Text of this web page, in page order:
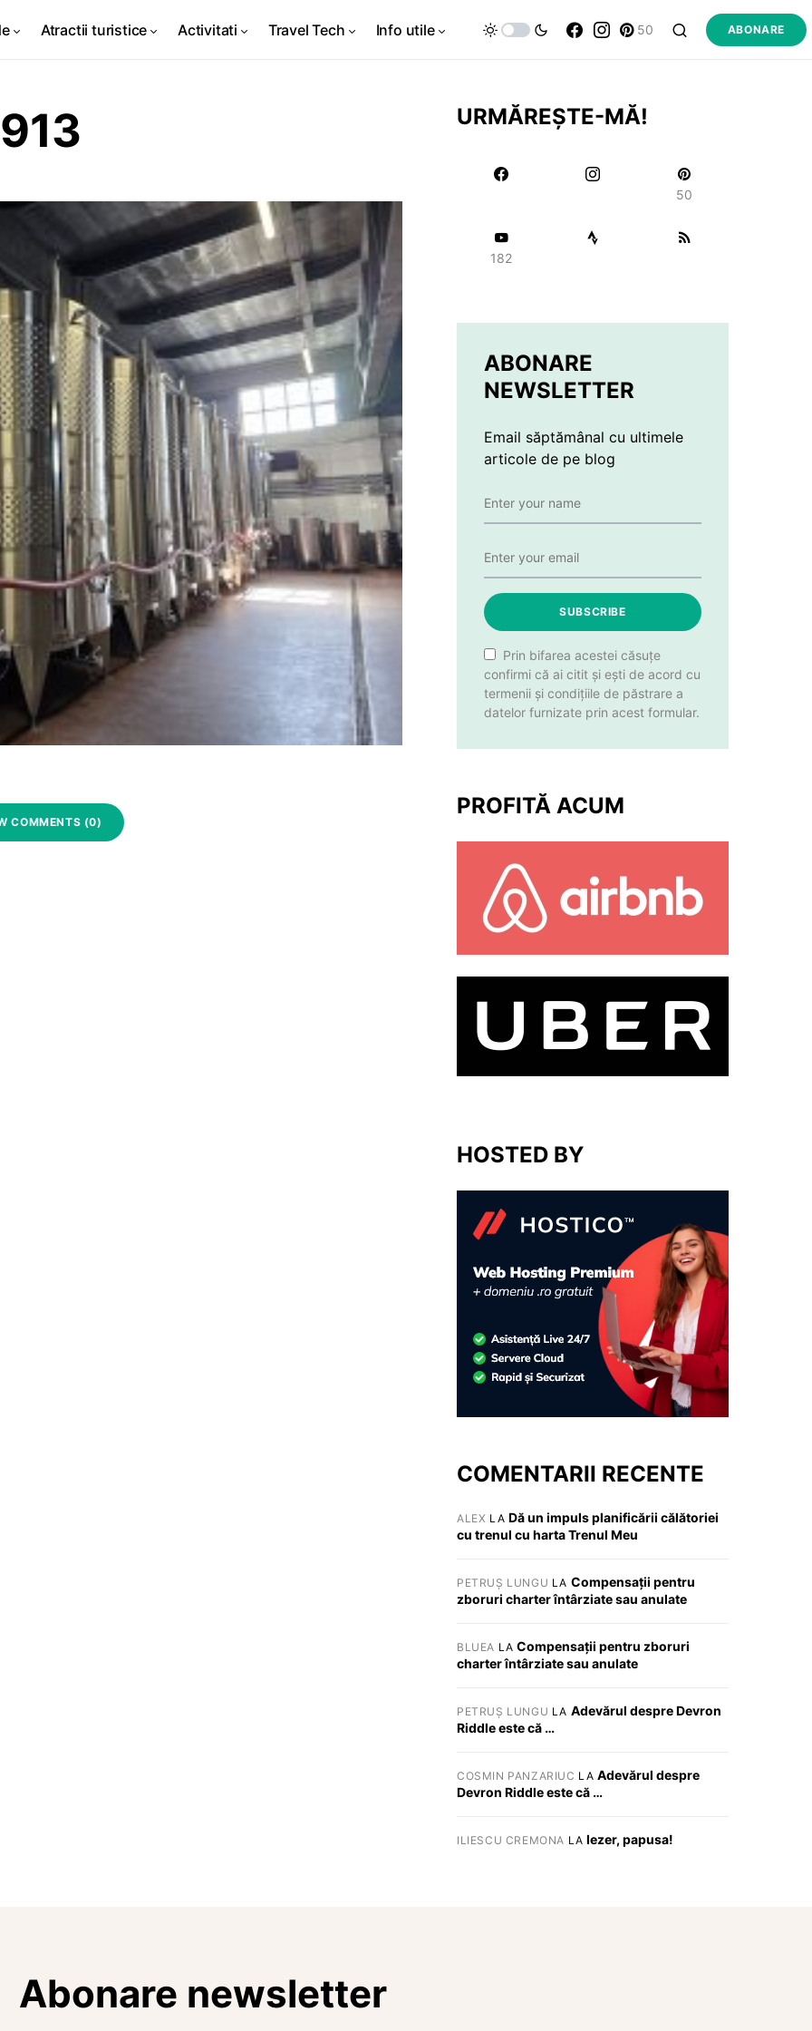
Atractii turistice Activitati Travel Tech Info utile 50 ABONARE
COMMENTS (0)
URMĂREȘTE-MĂ!
50
182
ABONARE
NEWSLETTER
Email săptămânal cu ultimele
articole de pe blog
SUBSCRIBE
Prin bifarea acestei căsuțe
confirmi că ai citit și ești de acord cu
termenii și condițiile de păstrare a
datelor furnizate prin acest formular.
PROFITĂ ACUM
HOSTED BY
COMENTARII RECENTE
ALEX LA Dă un impuls planificării călătoriei
cu trenul cu harta Trenul Meu
PETRUȘ LUNGU LA Compensații pentru
zboruri charter întârziate sau anulate
BLUEA LACompensații pentru zboruri
charter întârziate sau anulate
PETRUȘ LUNGU LA Adevărul despre Devron
Riddle este că …
COSMIN PANZARIUC LA Adevărul despre
Devron Riddle este că …
ILIESCU CREMONA LA Iezer, papusa!
Abonare newsletter